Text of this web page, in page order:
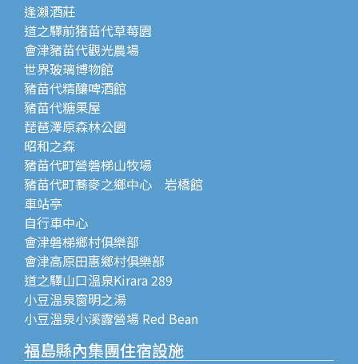
逢瀨酒莊
道之驛前猪苗代草莓園
會津豬苗代觀光農場
世界玻璃博物館
豬苗代精釀啤酒館
豬苗代糖果屋
琵琶澤原森林公園
昭和之森
豬苗代町營磐梯山牧場
豬苗代町蕎麥之鄉中心 岩橋館
車站亭
自行車中心
會津磐梯鄉村俱樂部
會津高原田惠鄉村俱樂部
道之驛山口溫泉Kirara 289
小豆溫泉窗明之湯
小豆溫泉小溪露營場 Red Bean
福島縣內集團住宿設施